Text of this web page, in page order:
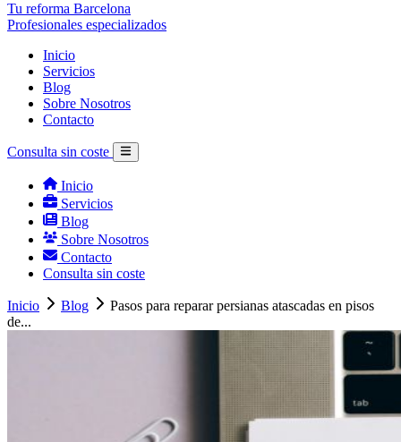
Tu reforma Barcelona
Profesionales especializados
Inicio
Servicios
Blog
Sobre Nosotros
Contacto
Consulta sin coste
Inicio
Servicios
Blog
Sobre Nosotros
Contacto
Consulta sin coste
Inicio Blog
Pasos para reparar persianas atascadas en pisos
de...